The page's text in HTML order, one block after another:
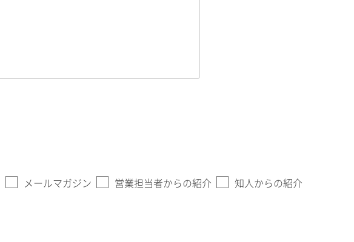
メールマガジン 営業担当者からの紹介 知人からの紹介